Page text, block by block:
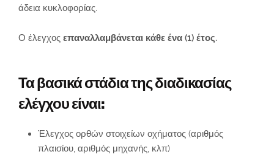
άδεια κυκλοφορίας.
Ο έλεγχος επαναλλαμβάνεται κάθε ένα (1) έτος.
Τα βασικά στάδια της διαδικασίας
ελέγχου είναι:
Έλεγχος ορθών στοιχείων οχήματος (αριθμός
πλαισίου, αριθμός μηχανής, κλπ)